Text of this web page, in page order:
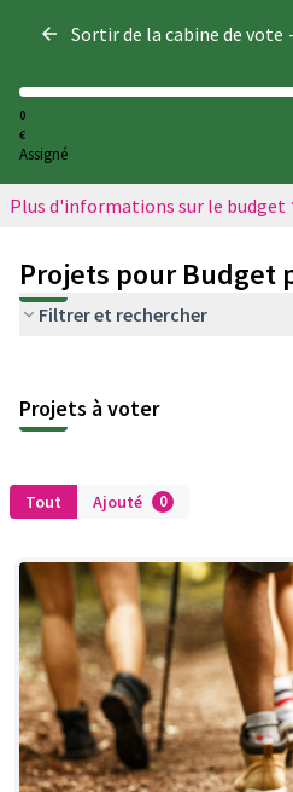
Sortir de la cabine de vote -
0
€
Assigné
Plus d'informations sur le budget
Projets pour Budget
Filtrer et rechercher
Projets à voter
Tout Ajouté 0